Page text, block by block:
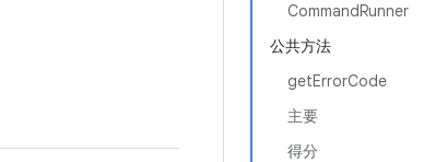
CommandRunner
公共方法
getErrorCode
主要
得分